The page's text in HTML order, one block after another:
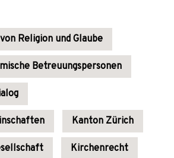
Religion und Glaube
Betreuungspersonen
Kanton Zürich
Kirchenrecht